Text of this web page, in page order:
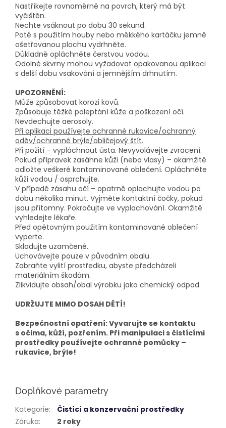
Nastříkejte rovnoměrně na povrch, který má být
vyčištěn.
Nechte vsáknout po dobu 30 sekund.
Poté s použitím houby nebo měkkého kartáčku jemně
ošetřovanou plochu vydrhněte.
Důkladně opláchněte čerstvou vodou.
Odolné skvrny mohou vyžadovat opakovanou aplikaci
s delší dobu vsakování a jemnějším drhnutím.
UPOZORNĚNÍ:
Může způsobovat korozi kovů.
Způsobuje těžké poleptání kůže a poškození očí.
Nevdechujte aerosoly.
Při aplikaci používejte ochranné rukavice/ochranný
oděv/ochranné brýle/obličejový štít.
Při požití – vypláchnout ústa. Nevyvolávejte zvracení.
Pokud přípravek zasáhne kůži (nebo vlasy) – okamžitě
odložte veškeré kontaminované oblečení. Opláchněte
kůži vodou / osprchujte.
V případě zásahu očí – opatrně oplachujte vodou po
dobu několika minut. Vyjměte kontaktní čočky, pokud
jsou přítomny. Pokračujte ve vyplachování. Okamžitě
vyhledejte lékaře.
Před opětovným použitím kontaminované oblečení
vyperte.
Skladujte uzamčené.
Uchovávejte pouze v původním obalu.
Zabraňte vylití prostředku, abyste předcházeli
materiálním škodám.
Zlikvidujte obsah/obal výrobku jako chemický odpad.
UDRŽUJTE MIMO DOSAH DĚTÍ!
Bezpečnostní opatření: Vyvarujte se kontaktu
s očima, kůží, pozřením. Při manipulaci s čistícími
prostředky používejte ochranné pomůcky –
rukavice, brýle!
Doplňkové parametry
Kategorie:
Čistící a konzervační prostředky
Záruka:
2 roky